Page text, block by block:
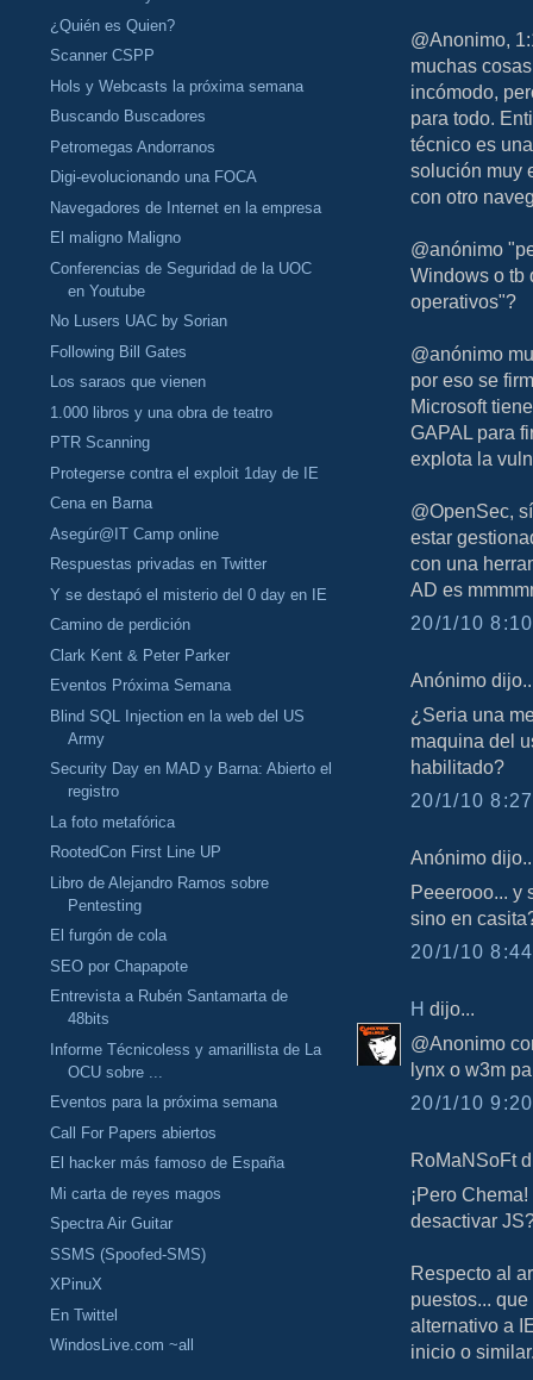
¿Quién es Quien?
Scanner CSPP
Hols y Webcasts la próxima semana
Buscando Buscadores
Petromegas Andorranos
Digi-evolucionando una FOCA
Navegadores de Internet en la empresa
El maligno Maligno
Conferencias de Seguridad de la UOC
en Youtube
No Lusers UAC by Sorian
Following Bill Gates
Los saraos que vienen
1.000 libros y una obra de teatro
PTR Scanning
Protegerse contra el exploit 1day de IE
Cena en Barna
Asegúr@IT Camp online
Respuestas privadas en Twitter
Y se destapó el misterio del 0 day en IE
Camino de perdición
Clark Kent & Peter Parker
Eventos Próxima Semana
Blind SQL Injection en la web del US
Army
Security Day en MAD y Barna: Abierto el
registro
La foto metafórica
RootedCon First Line UP
Libro de Alejandro Ramos sobre
Pentesting
El furgón de cola
SEO por Chapapote
Entrevista a Rubén Santamarta de
48bits
Informe Técnicoless y amarillista de La
OCU sobre ...
Eventos para la próxima semana
Call For Papers abiertos
El hacker más famoso de España
Mi carta de reyes magos
Spectra Air Guitar
SSMS (Spoofed-SMS)
XPinuX
En Twittel
WindosLive.com ~all
@Anonimo,
muchas
incómodo,
para todo.
técnico es
solución muy
con otro
@anónimo
Windows o tb
operativos"?
@anónimo
por eso se
Microsoft
GAPAL para
explota la
@OpenSec,
estar
con una
AD es
20/1/10
Anónimo
¿Seria una
maquina del
habilitado?
20/1/10
Anónimo
Peeerooo... y
sino en
20/1/10
H dijo...
@Anonimo
lynx o w3m
20/1/10
RoMaNSoFt
¡Pero
desactivar
Respecto al
puestos...
alternativo a
inicio o